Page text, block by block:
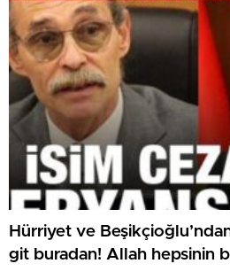
Hürriyet ve
git buradan! Allah hepsinin